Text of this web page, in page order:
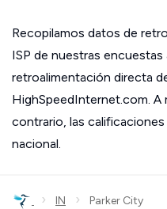
Recopilamos datos de
ISP de nuestras encuestas
retroalimentación directa
HighSpeedInternet.com. A
contrario, las
nacional.
› IN › Parker City